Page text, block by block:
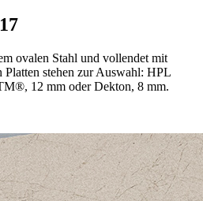
ovalen Stahl und vollendet mit
Platten stehen zur Auswahl: HPL
12 mm oder Dekton, 8 mm.